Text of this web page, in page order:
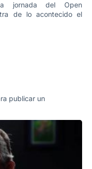
jornada del Open
de lo acontecido el
publicar un